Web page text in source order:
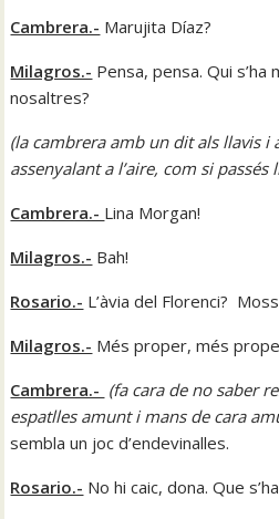
Cambrera.- Marujita Díaz?
Milagros.- Pensa, pensa. Qui
nosaltres?
(la cambrera amb un dit als llavis i
assenyalant a l’aire, com si passés
Cambrera.- Lina Morgan!
Milagros.- Bah!
Rosario.- L’àvia del Florenci?
Milagros.- Més proper, més
Cambrera.- (fa cara de no saber
espatlles amunt i mans de cara
sembla un joc d’endevinalles.
Rosario.- No hi caic, dona. Que